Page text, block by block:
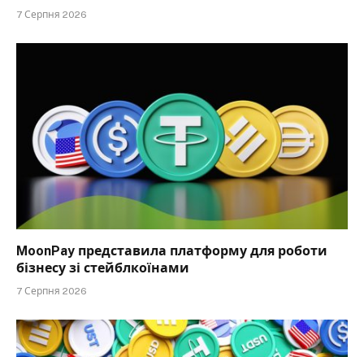
7 Серпня 2026
MoonPay представила платформу для роботи
бізнесу зі стейблкоїнами
7 Серпня 2026